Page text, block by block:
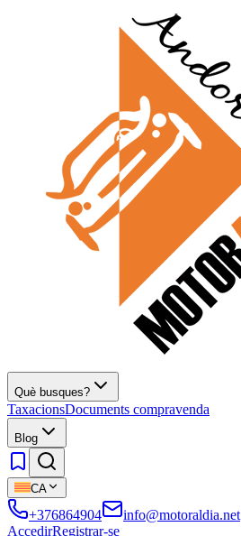
Què busques?
TaxacionsDocuments compravenda
Blog
CA
+376864904
info@motoraldia.net
AccedirRegistrar-se